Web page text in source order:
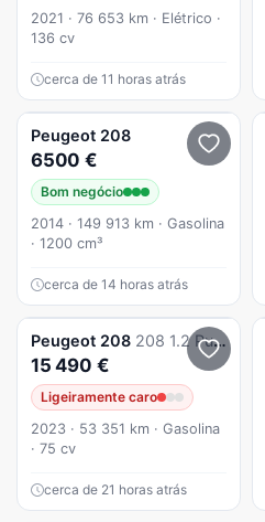
2021 · 76 653 km · Elétrico ·
136 cv
cerca de 11 horas atrás
Peugeot 208
6500 €
Bom negócio
2014 · 149 913 km · Gasolina
· 1200 cm³
cerca de 14 horas atrás
Peugeot 208 208 1.2 PureTech Active Pack
15 490 €
Ligeiramente caro
2023 · 53 351 km · Gasolina
· 75 cv
cerca de 21 horas atrás